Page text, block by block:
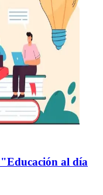
al día